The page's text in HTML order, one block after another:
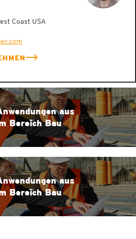
Coast USA
aus
Bereich Bau
aus
Bereich Bau